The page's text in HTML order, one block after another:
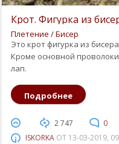
Крот. Фигурка из
Плетение /Бисер
Это крот фигурка из
Кроме основной
лап.
Подробнее
2 747
0
ISKORKAОТ 13-03-2019,